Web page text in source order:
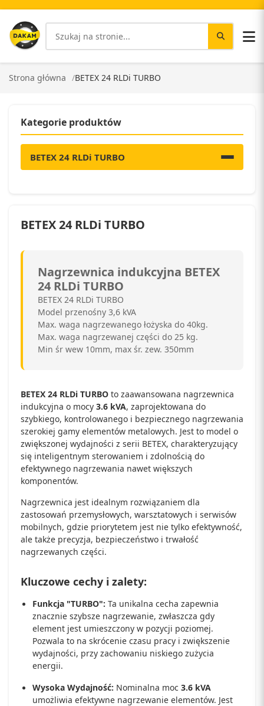
Strona główna BETEX 24 RLDi TURBO
Kategorie produktów
BETEX 24 RLDi TURBO
BETEX 24 RLDi TURBO
Nagrzewnica indukcyjna BETEX
24 RLDi TURBO
BETEX 24 RLDi TURBO
Model przenośny 3,6 kVA
Max. waga nagrzewanego łożyska do 40kg.
Max. waga nagrzewanej części do 25 kg.
Min śr wew 10mm, max śr. zew. 350mm
BETEX 24 RLDi TURBO to zaawansowana nagrzewnica
indukcyjna o mocy 3.6 kVA, zaprojektowana do
szybkiego, kontrolowanego i bezpiecznego nagrzewania
szerokiej gamy elementów metalowych. Jest to model o
zwiększonej wydajności z serii BETEX, charakteryzujący
się inteligentnym sterowaniem i zdolnością do
efektywnego nagrzewania nawet większych
komponentów.
Nagrzewnica jest idealnym rozwiązaniem dla
zastosowań przemysłowych, warsztatowych i serwisów
mobilnych, gdzie priorytetem jest nie tylko efektywność,
ale także precyzja, bezpieczeństwo i trwałość
nagrzewanych części.
Kluczowe cechy i zalety:
Funkcja "TURBO": Ta unikalna cecha zapewnia
znacznie szybsze nagrzewanie, zwłaszcza gdy
element jest umieszczony w pozycji poziomej.
Pozwala to na skrócenie czasu pracy i zwiększenie
wydajności, przy zachowaniu niskiego zużycia
energii.
Wysoka Wydajność: Nominalna moc 3.6 kVA
umożliwia efektywne nagrzewanie elementów. Jest